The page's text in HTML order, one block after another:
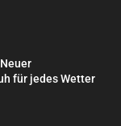
Neuer
für jedes Wetter